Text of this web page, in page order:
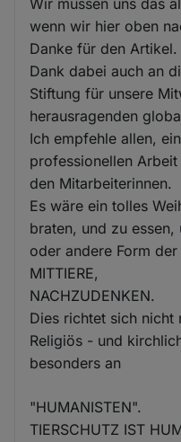
Wir müssen uns das
wenn wir hier oben
Danke für den Artikel.
Dank dabei auch an
Stiftung für unsere
herausragenden
Ich empfehle allen,
professionellen
den Mitarbeiterinnen.
Es wäre ein tolles
braten, und zu
oder andere Form
MITTIERE,
NACHZUDENKEN.
Dies richtet sich nicht
Religiös - und
besonders an
"HUMANISTEN".
TIERSCHUTZ IST
Cookies